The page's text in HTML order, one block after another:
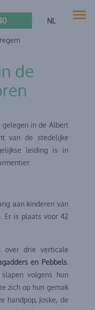
NL
de
gelegen in de Albert
van de stedelijke
leiding is in
aan kinderen van
Er is plaats voor 42
over drie verticale
en Pebbels.
volgens hun
zich op hun gemak
handpop, Joske, de